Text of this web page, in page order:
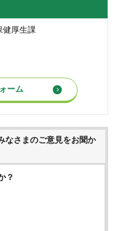
健厚生課
なさまのご意見をお聞か
？